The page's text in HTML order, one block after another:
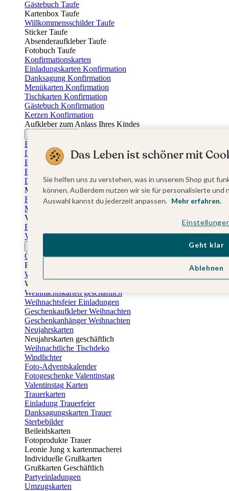
Gästebuch Taufe
Kartenbox Taufe
Willkommensschilder Taufe
Sticker Taufe
Absenderaufkleber Taufe
Fotobuch Taufe
Konfirmationskarten
Einladungskarten Konfirmation
Danksagung Konfirmation
Menükarten Konfirmation
Tischkarten Konfirmation
Gästebuch Konfirmation
Kerzen Konfirmation
Aufkleber zum Anlass Ihres Kindes
Einladungskarten Firmung
Dankeskarten Firmung
Einschulungskarten
Einladungskarten Einschulung
Danksagung Einschulung
Muttertag
Fotogeschenke Muttertag
Muttertagskarten
Vatertag
Fotogeschenke Vatertag
Vatertagskarten
Osterkarten
Fotogeschenke zu Ostern
Weihnachtskarten
Weihnachtskarten selbst gestalten
Weihnachtskarten geschäftlich
Weihnachtsfeier Einladungen
Geschenkaufkleber Weihnachten
Geschenkanhänger Weihnachten
Neujahrskarten
Neujahrskarten geschäftlich
Weihnachtliche Tischdeko
Windlichter
Foto-Adventskalender
Fotogeschenke Valentinstag
Valentinstag Karten
Trauerkarten
Einladung Trauerfeier
Danksagungskarten Trauer
Sterbebilder
Beileidskarten
Fotoprodukte Trauer
Leonie Jung x kartenmacherei
Individuelle Grußkarten
Grußkarten Geschäftlich
Partyeinladungen
Umzugskarten
Das Leben ist schöner mit
Sie helfen uns zu verstehen, was in unserem Shop gut
können. Außerdem nutzen wir sie für personalisierte
Auswahl kannst du jederzeit anpassen. Mehr erfahren.
Ablehnen
Geht klar